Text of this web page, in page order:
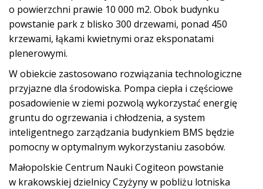
o powierzchni prawie 10 000 m2. Obok budynku
powstanie park z blisko 300 drzewami, ponad 450
krzewami, łąkami kwietnymi oraz eksponatami
plenerowymi.
W obiekcie zastosowano rozwiązania technologiczne
przyjazne dla środowiska. Pompa ciepła i częściowe
posadowienie w ziemi pozwolą wykorzystać energię
gruntu do ogrzewania i chłodzenia, a system
inteligentnego zarządzania budynkiem BMS będzie
pomocny w optymalnym wykorzystaniu zasobów.
Małopolskie Centrum Nauki Cogiteon powstanie
w krakowskiej dzielnicy Czyżyny w pobliżu lotniska